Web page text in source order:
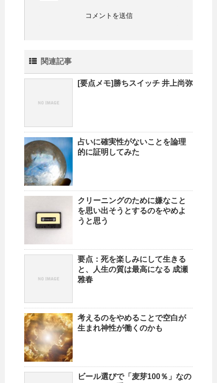
関連記事
[要点メモ]勝ちスイッチ 井上尚弥
占いに確実性がないことを論理
的に証明してみた
クリーニングのために嫌なこと
を思い出そうとするのをやめよ
うと思う
要点：死を楽しみにして生きる
と、人生の質は最高になる 成瀬
雅春
考えるのをやめることで空白が
生まれ神性が働くのかも
ビール選びで「麦芽100％」なの